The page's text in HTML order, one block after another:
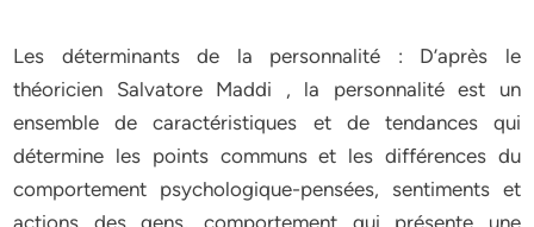
Les déterminants de la personnalité : D’après le
théoricien Salvatore Maddi , la personnalité est un
ensemble de caractéristiques et de tendances qui
détermine les points communs et les différences du
comportement psychologique-pensées, sentiments et
actions des gens, comportement qui présente une